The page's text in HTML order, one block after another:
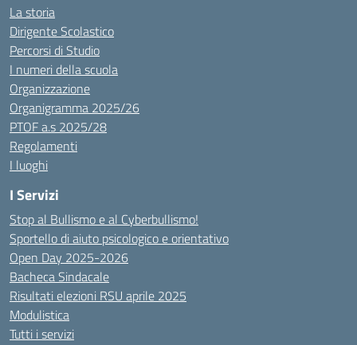
La storia
Dirigente Scolastico
Percorsi di Studio
I numeri della scuola
Organizzazione
Organigramma 2025/26
PTOF a.s 2025/28
Regolamenti
I luoghi
I Servizi
Stop al Bullismo e al Cyberbullismo!
Sportello di aiuto psicologico e orientativo
Open Day 2025-2026
Bacheca Sindacale
Risultati elezioni RSU aprile 2025
Modulistica
Tutti i servizi